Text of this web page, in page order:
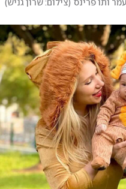
ותו פרינס (צילום: שרון גניש)